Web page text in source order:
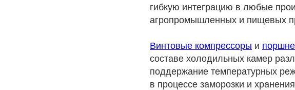
гибкую интеграцию в любые
агропромышленных и пищевых
Винтовые компрессоры и
составе холодильных камер
поддержание температурных
в процессе заморозки и